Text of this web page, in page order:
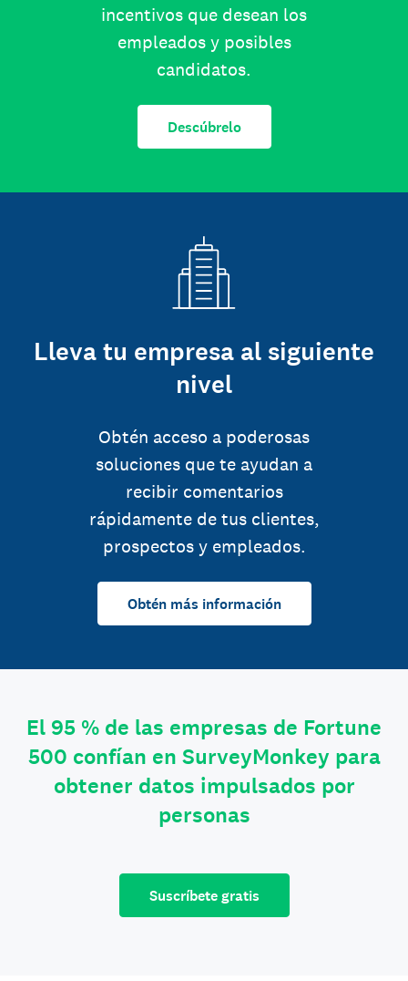
incentivos que desean los
empleados y posibles
candidatos.
Descúbrelo
Lleva tu empresa al siguiente
nivel
Obtén acceso a poderosas
soluciones que te ayudan a
recibir comentarios
rápidamente de tus clientes,
prospectos y empleados.
Obtén más información
El 95 % de las empresas de Fortune
500 confían en SurveyMonkey para
obtener datos impulsados por
personas
Suscríbete gratis